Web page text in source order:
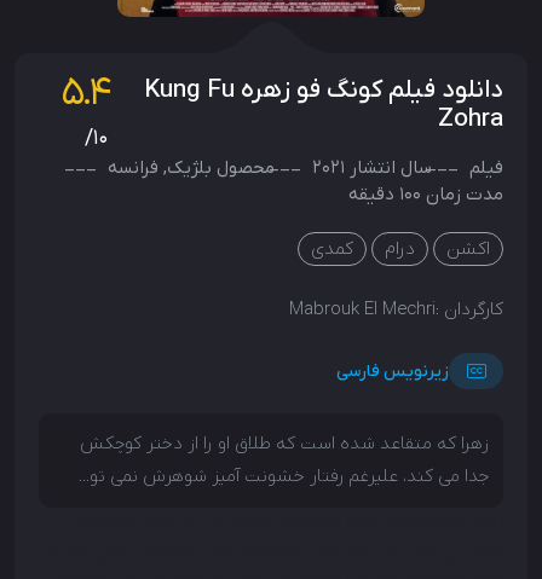
دانلود فیلم کونگ‌ فو زهره Kung Fu
Zohra
5.4
/10
فیلم سال انتشار 2021 محصول بلژیک, فرانسه
مدت زمان 100 دقیقه
اکشن درام کمدی
کارگردان :Mabrouk El Mechri
زیرنویس فارسی
زهرا که متقاعد شده است که طلاق او را از دختر کوچکش
جدا می کند، علیرغم رفتار خشونت آمیز شوهرش نمی تو...